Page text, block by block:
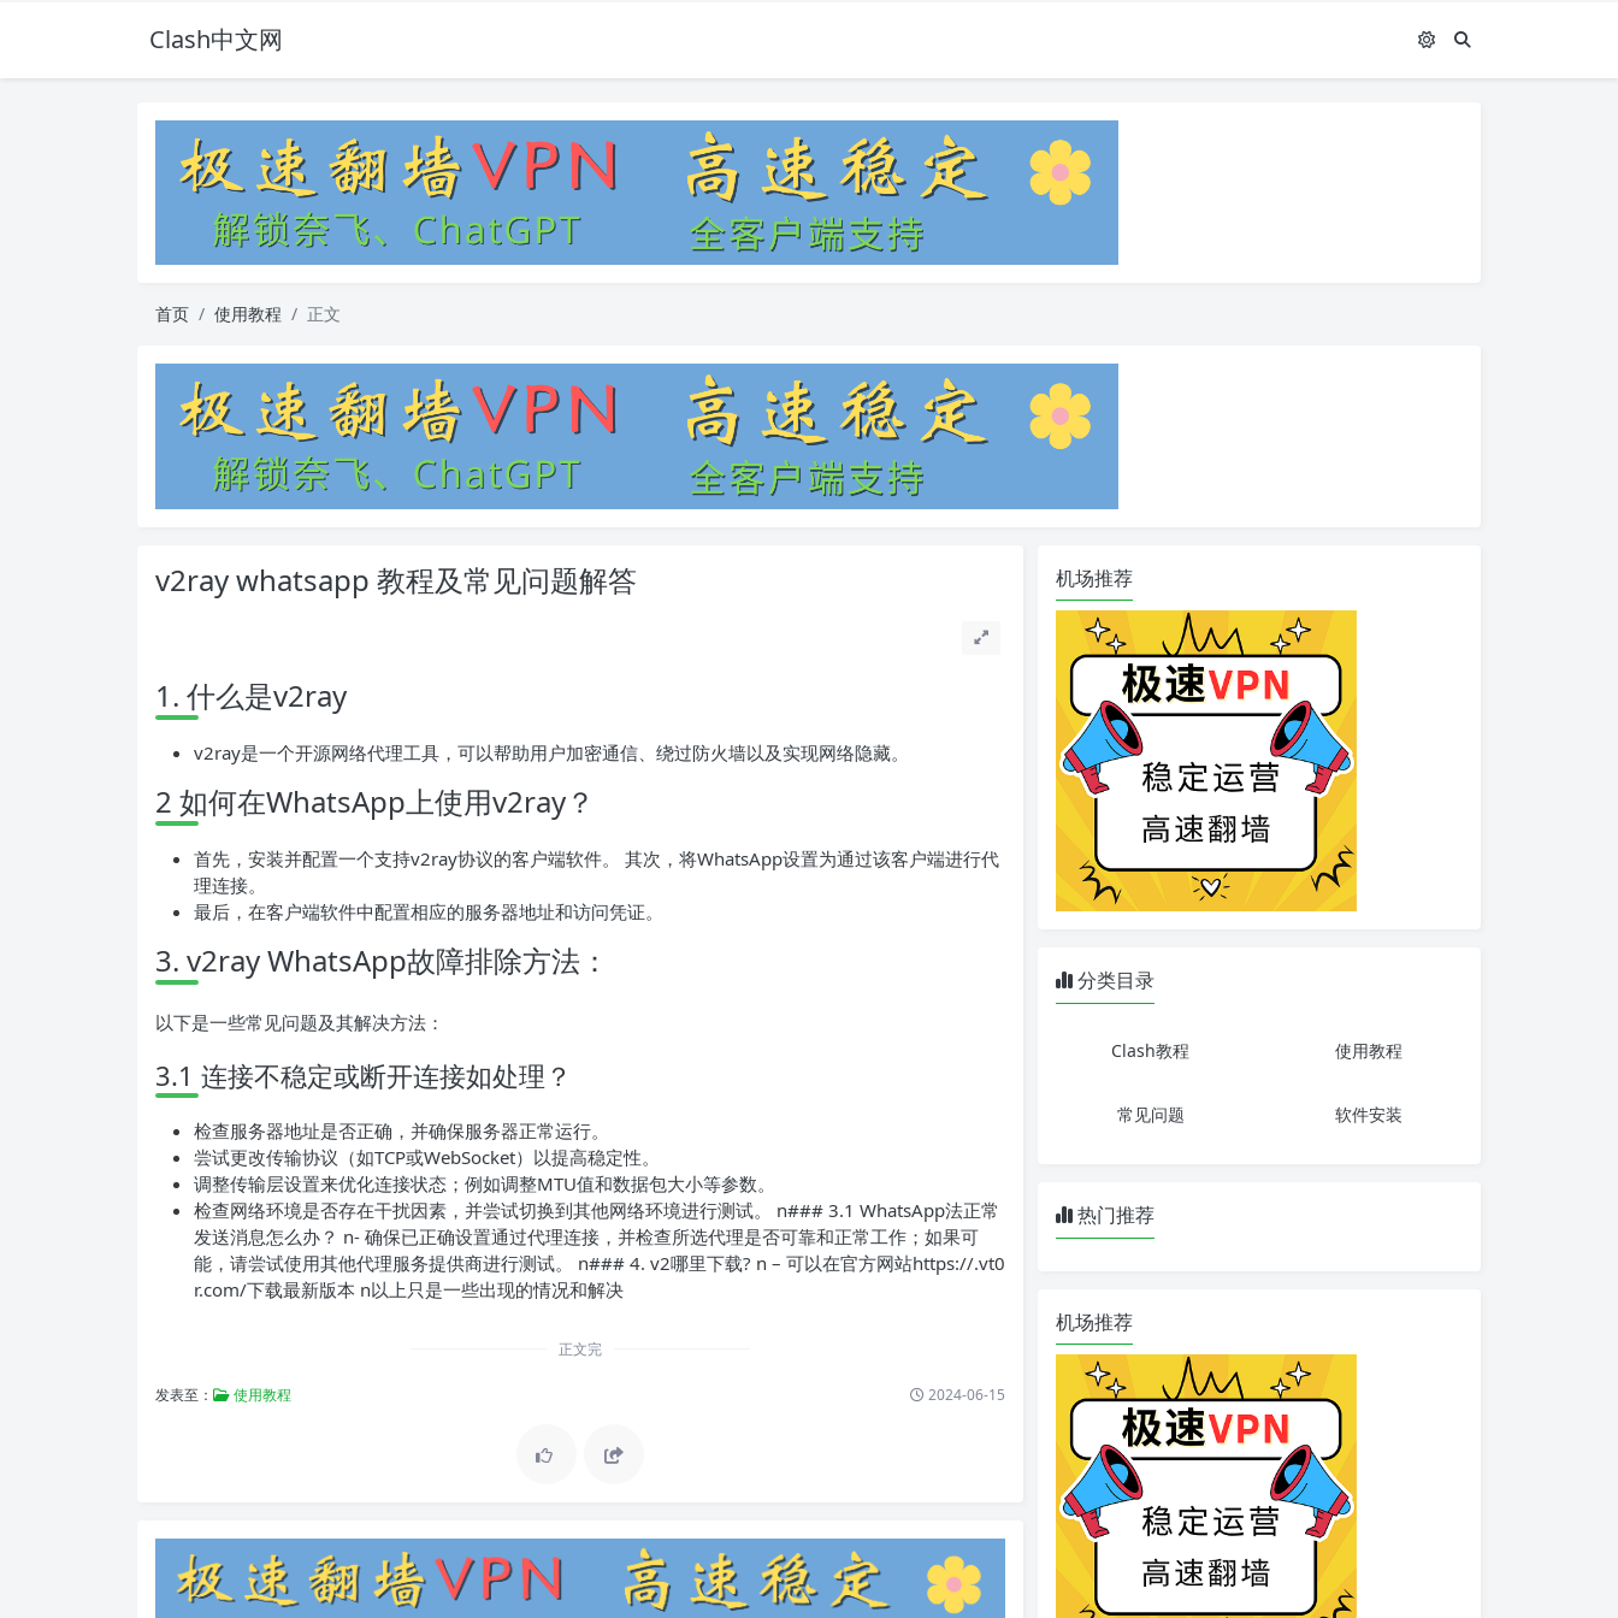
Clash中文网
首页 使用教程 正文
v2ray whatsapp 教程及常见问题解答
1. 什么是v2ray
v2ray是一个开源网络代理工具，可以帮助用户加密通信、绕过防火墙以及实现网络隐藏。
2 如何在WhatsApp上使用v2ray？
首先，安装并配置一个支持v2ray协议的客户端软件。 其次，将WhatsApp设置为通过该客户端进行代
理连接。
最后，在客户端软件中配置相应的服务器地址和访问凭证。
3. v2ray WhatsApp故障排除方法：
以下是一些常见问题及其解决方法：
3.1 连接不稳定或断开连接如处理？
检查服务器地址是否正确，并确保服务器正常运行。
尝试更改传输协议（如TCP或WebSocket）以提高稳定性。
调整传输层设置来优化连接状态；例如调整MTU值和数据包大小等参数。
检查网络环境是否存在干扰因素，并尝试切换到其他网络环境进行测试。 n### 3.1 WhatsApp法正常
发送消息怎么办？ n- 确保已正确设置通过代理连接，并检查所选代理是否可靠和正常工作；如果可
能，请尝试使用其他代理服务提供商进行测试。 n### 4. v2哪里下载? n – 可以在官方网站https://.vt0
r.com/下载最新版本 n以上只是一些出现的情况和解决
正文完
发表至： 使用教程 2024-06-15
机场推荐
分类目录
Clash教程 使用教程
常见问题 软件安装
热门推荐
机场推荐